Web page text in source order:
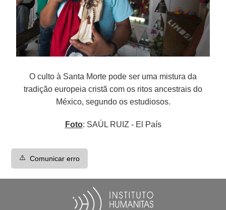
O culto à Santa Morte pode ser uma mistura da
tradição europeia cristã com os ritos ancestrais do
México, segundo os estudiosos.
Foto: SAÚL RUIZ - El País
⚠️ Comunicar erro